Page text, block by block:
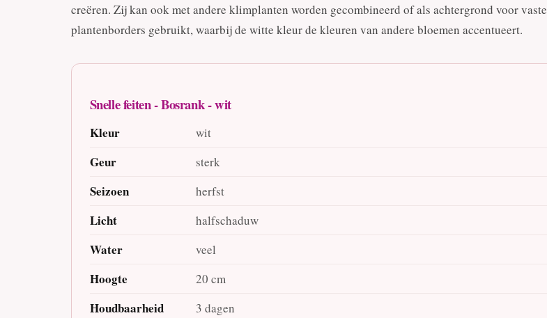
creëren. Zij kan ook met andere klimplanten worden gecombineerd of als achtergrond voor vaste
plantenborders gebruikt, waarbij de witte kleur de kleuren van andere bloemen accentueert.
Snelle feiten - Bosrank - wit
Kleur wit
Geur sterk
Seizoen herfst
Licht halfschaduw
Water veel
Hoogte 20 cm
Houdbaarheid 3 dagen